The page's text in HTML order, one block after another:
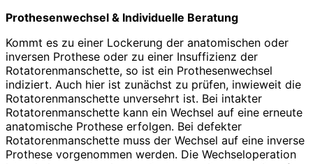
Prothesenwechsel & Individuelle Beratung
Kommt es zu einer Lockerung der anatomischen oder
inversen Prothese oder zu einer Insuffizienz der
Rotatorenmanschette, so ist ein Prothesenwechsel
indiziert. Auch hier ist zunächst zu prüfen, inwieweit die
Rotatorenmanschette unversehrt ist. Bei intakter
Rotatorenmanschette kann ein Wechsel auf eine erneute
anatomische Prothese erfolgen. Bei defekter
Rotatorenmanschette muss der Wechsel auf eine inverse
Prothese vorgenommen werden. Die Wechseloperation